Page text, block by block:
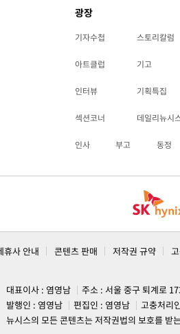
광장
기자수첩 스토리칼럼
아트클럽 기고
인터뷰 기획특집
섹션코너 데일리뉴시
인사 부고 동정
휴사 안내 콘텐츠 판매 저작권 규약
대표이사 : 염영남
주소 : 서울 중구 퇴계로
발행인 : 염영남
편집인 : 염영남
고충처리
뉴시스의 모든 콘텐츠는 저작권법의 보호를